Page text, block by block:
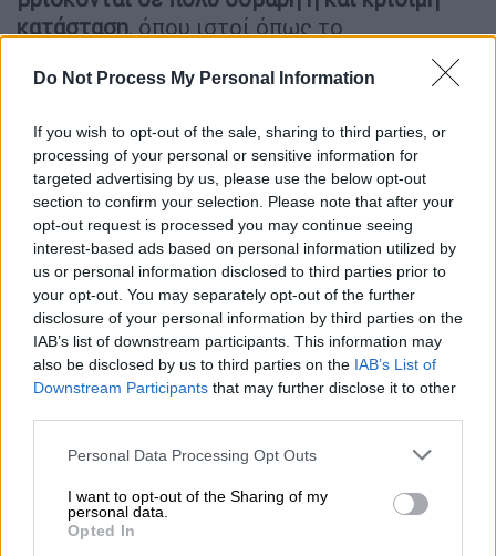
Do Not Process My Personal Information
If you wish to opt-out of the sale, sharing to third parties, or
processing of your personal or sensitive information for
targeted advertising by us, please use the below opt-out
section to confirm your selection. Please note that after your
opt-out request is processed you may continue seeing
interest-based ads based on personal information utilized by
us or personal information disclosed to third parties prior to
your opt-out. You may separately opt-out of the further
disclosure of your personal information by third parties on the
IAB’s list of downstream participants. This information may
also be disclosed by us to third parties on the IAB’s List of
Downstream Participants that may further disclose it to other
Please note that this website/app uses one or more Google
not limited to your visit or usage behaviour. You may click to
grant or deny consent to Google and its third-party tags to
use your data for below specified purposes in below Google
Personal Data Processing Opt Outs
I want to opt-out of the Sharing of my
personal data.
Opted In
κατάσταση, όπου ιστοί όπως το
καρδιαγγειακό τους σύστημα ή οι πνεύμονες
μπορεί να είναι πολύ φλεγμονώδεις. Στο
μεγάλων μελετών (Recovery trials) θα
μελετηθεί και η χρήση μικρότερης δόσης
δεξαμεθαζόνης σε παιδιά. Αναμένουμε
λοιπόν αποτελέσματα για τη δεξαμεθαζόνη
από περισσότερες συγκριτικές μελέτες.
Ταυτόχρονα, για τη διαχείριση των ασθενών
έχουμε και τη χρήση της ρεμδεσιβίρης, που
δεν συμβάλει στη μείωση της θνησιμότητας
των νοσηλευόμενων ασθενών, αλλά δείχνει
μέτρια μείωση της παραμονής στο
νοσοκομείο. Αυτό, είναι επίσης σημαντικό,
των νοσοκομείων επίσης συμβάλει στην
καλύτερη διαχείριση της πανδημίας.